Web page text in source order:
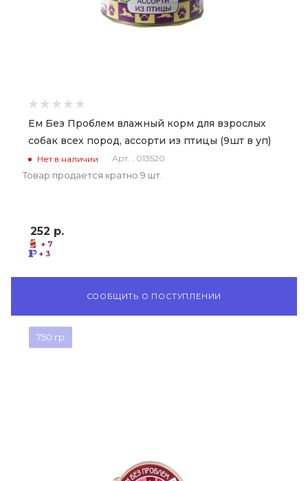
Ем Без Проблем влажный корм для взрослых
собак всех пород, ассорти из птицы (9шт в уп)
Нет в наличии Арт. : 013520
Товар продается кратно 9 шт.
252 р.
+ 7
+ 3
СООБЩИТЬ О ПОСТУПЛЕНИИ
750 гр